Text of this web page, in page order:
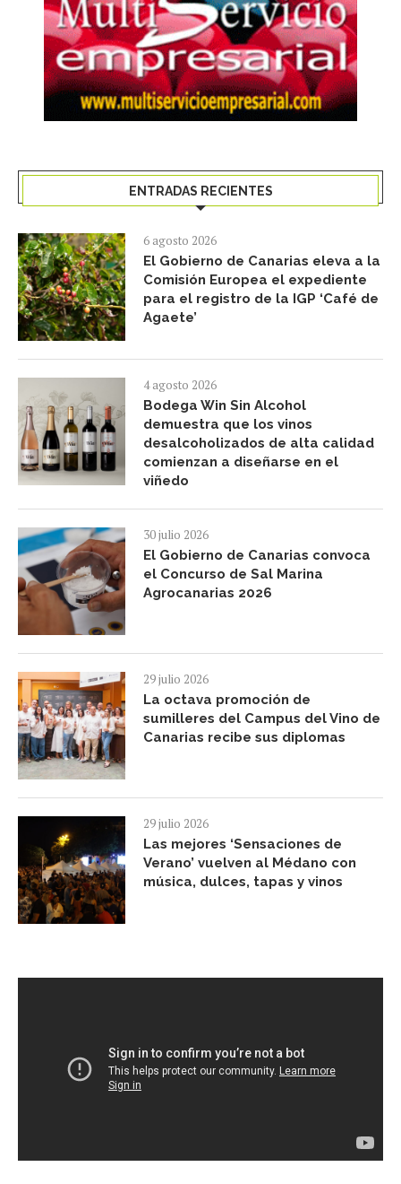
ENTRADAS RECIENTES
6 agosto 2026
El Gobierno de Canarias eleva a la
Comisión Europea el expediente
para el registro de la IGP ‘Café de
Agaete’
4 agosto 2026
Bodega Win Sin Alcohol
demuestra que los vinos
desalcoholizados de alta calidad
comienzan a diseñarse en el
viñedo
30 julio 2026
El Gobierno de Canarias convoca
el Concurso de Sal Marina
Agrocanarias 2026
29 julio 2026
La octava promoción de
sumilleres del Campus del Vino de
Canarias recibe sus diplomas
29 julio 2026
Las mejores ‘Sensaciones de
Verano’ vuelven al Médano con
música, dulces, tapas y vinos